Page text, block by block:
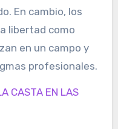
En cambio, los
libertad como
en un campo y
profesionales.
CASTA EN LAS